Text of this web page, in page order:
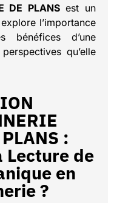
DE PLANSest un
l’importance
bénéfices d’une
qu’elle
:
Lecture de
en
?